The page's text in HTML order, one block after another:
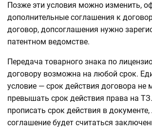
Позже эти условия можно изменить,
дополнительные соглашения к
договор, допсоглашения нужно
патентном ведомстве.
Передача товарного знака по
договору возможна на любой срок.
условие — срок действия договора не
превышать срок действия права на
прописать срок действия в
соглашение будет считаться